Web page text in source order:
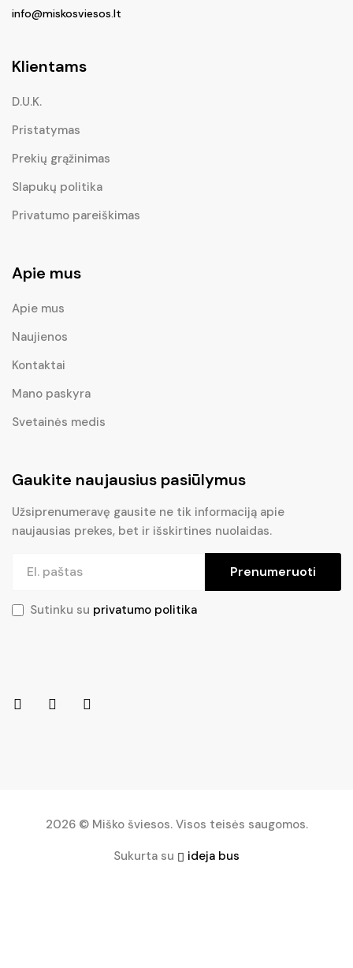
info@miskosviesos.lt
Klientams
D.U.K.
Pristatymas
Prekių grąžinimas
Slapukų politika
Privatumo pareiškimas
Apie mus
Apie mus
Naujienos
Kontaktai
Mano paskyra
Svetainės medis
Gaukite naujausius pasiūlymus
Užsiprenumeravę gausite ne tik informaciją apie
naujausias prekes, bet ir išskirtines nuolaidas.
Prenumeruoti
Sutinku su privatumo politika
2026 © Miško šviesos. Visos teisės saugomos.
Sukurta su
ideja bus